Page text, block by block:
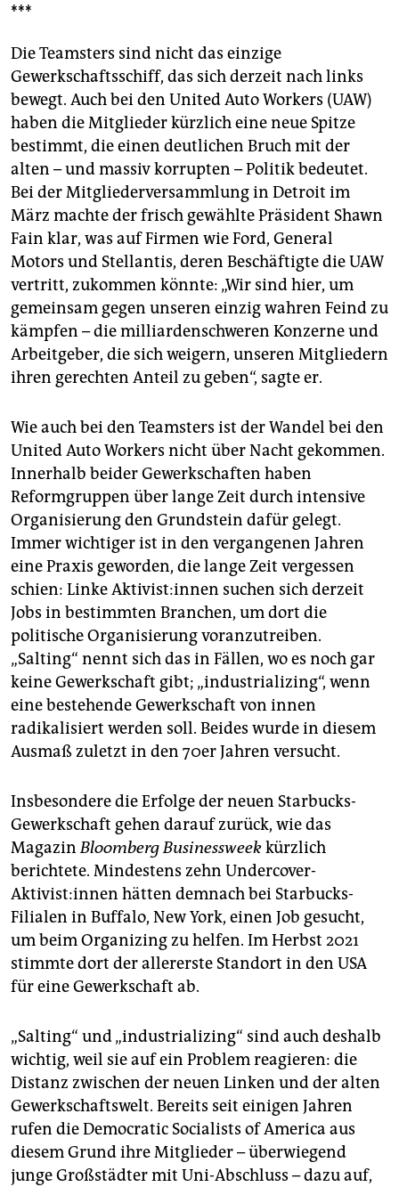
***
Die Teamsters sind nicht das einzige
Gewerkschaftsschiff, das sich derzeit nach links
bewegt. Auch bei den United Auto Workers (UAW)
haben die Mitglieder kürzlich eine neue Spitze
bestimmt, die einen deutlichen Bruch mit der
alten – und massiv korrupten – Politik bedeutet.
Bei der Mitgliederversammlung in Detroit im
März machte der frisch gewählte Präsident Shawn
Fain klar, was auf Firmen wie Ford, General
Motors und Stellantis, deren Beschäftigte die UAW
vertritt, zukommen könnte: „Wir sind hier, um
gemeinsam gegen unseren einzig wahren Feind zu
kämpfen – die milliardenschweren Konzerne und
Arbeitgeber, die sich weigern, unseren Mitgliedern
ihren gerechten Anteil zu geben“, sagte er.
Wie auch bei den Teamsters ist der Wandel bei den
United Auto Workers nicht über Nacht gekommen.
Innerhalb beider Gewerkschaften haben
Reformgruppen über lange Zeit durch intensive
Organisierung den Grundstein dafür gelegt.
Immer wichtiger ist in den vergangenen Jahren
eine Praxis geworden, die lange Zeit vergessen
schien: Linke Ak­ti­vis­t:in­nen suchen sich derzeit
Jobs in bestimmten Branchen, um dort die
politische Organisierung voranzutreiben.
„Salting“ nennt sich das in Fällen, wo es noch gar
keine Gewerkschaft gibt; „industrializing“, wenn
eine bestehende Gewerkschaft von innen
radikalisiert werden soll. Beides wurde in diesem
Ausmaß zuletzt in den 70er Jahren versucht.
Insbesondere die Erfolge der neuen Starbucks-
Gewerkschaft gehen darauf zurück, wie das
MagazinBloomberg Businessweekkürzlich
berichtete. Mindestens zehn Undercover-
Aktivist:innen hätten demnach bei Starbucks-
Filialen in Buffalo, New York, einen Job gesucht,
um beim Organizing zu helfen. Im Herbst 2021
stimmte dort der allererste Standort in den USA
für eine Gewerkschaft ab.
„Salting“ und „industrializing“ sind auch deshalb
wichtig, weil sie auf ein Problem reagieren: die
Distanz zwischen der neuen Linken und der alten
Gewerkschaftswelt. Bereits seit einigen Jahren
rufen die Democratic Socialists of America aus
diesem Grund ihre Mitglieder – überwiegend
junge Großstädter mit Uni-Abschluss – dazu auf,